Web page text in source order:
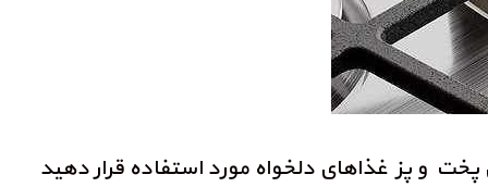
پخت و پز غذاهای دلخواه مورد استفاده قرار دهید